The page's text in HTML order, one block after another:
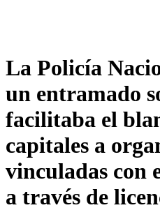
La Policía
un entramado
facilitaba el
capitales a
vinculadas con
a través de